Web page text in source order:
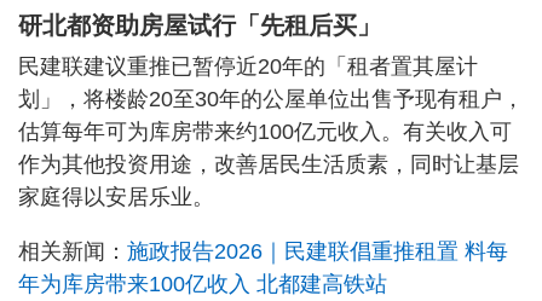
研北都资助房屋试行「先租后买」
民建联建议重推已暂停近20年的「租者置其屋计
划」，将楼龄20至30年的公屋单位出售予现有租户，
估算每年可为库房带来约100亿元收入。有关收入可
作为其他投资用途，改善居民生活质素，同时让基层
家庭得以安居乐业。
相关新闻： 施政报告2026｜民建联倡重推租置 料每
年为库房带来100亿收入 北都建高铁站